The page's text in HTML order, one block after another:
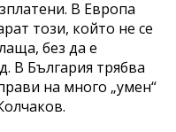
В Европа
този, който не се
без да е
В България трябва
на много „умен“